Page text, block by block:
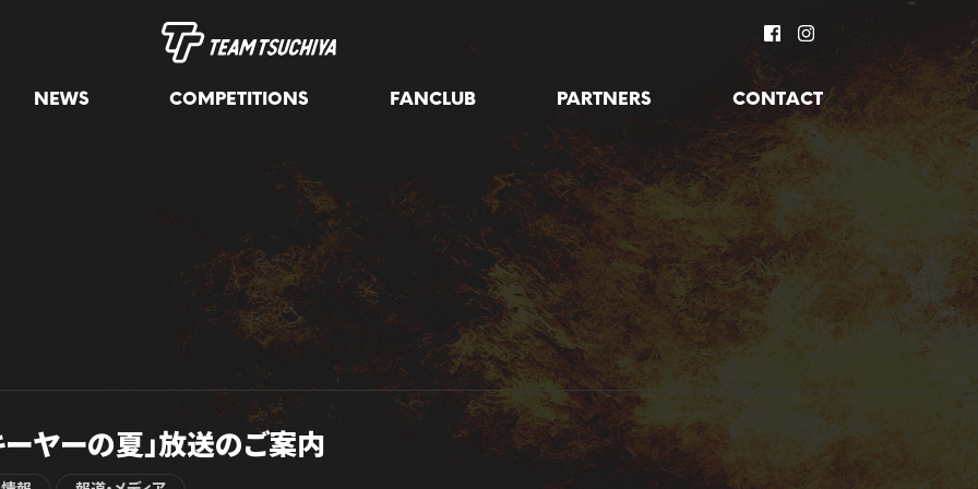
NEWS COMPETITIONS FANCLUB PARTNERS CONTACT
ヤーの夏」放送のご案内